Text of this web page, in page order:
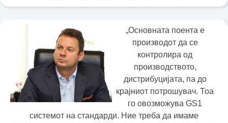
„Основната поента е
производот да се
контролира од
производството,
дистрибуцијата, па до
крајниот потрошувач. Тоа
го овозможува GS1
системот на стандарди. Ние треба да имаме